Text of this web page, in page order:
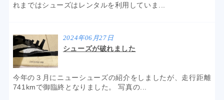
れまではシューズはレンタルを利用していま...
2024年06月27日
シューズが破れました
今年の３月にニューシューズの紹介をしましたが、走行距離
741kmで御臨終となりました。 写真の...